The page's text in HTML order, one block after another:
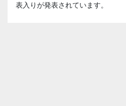
表入りが発表されています。